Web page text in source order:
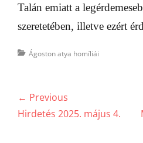
Talán emiatt a
szeretetében, illetve ezért
Categories
Ágoston atya homíliái
Bejegyzés
navigáció
← Previous
Previous
Hirdetés 2025. május 4.